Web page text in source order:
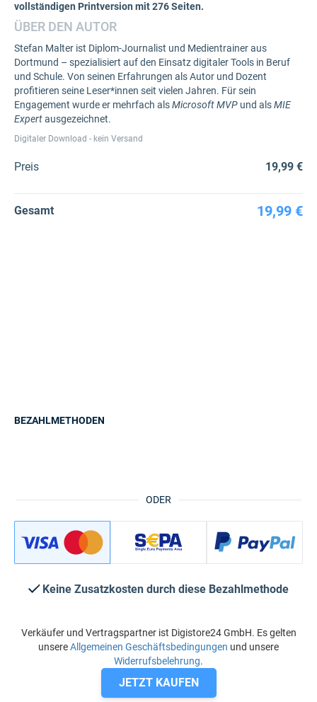
vollständigen Printversion mit 276 Seiten.
ÜBER DEN AUTOR
Stefan Malter ist Diplom-Journalist und Medientrainer aus
Dortmund – spezialisiert auf den Einsatz digitaler Tools in Beruf
und Schule. Von seinen Erfahrungen als Autor und Dozent
profitieren seine Leser*innen seit vielen Jahren. Für sein
Engagement wurde er mehrfach alsMicrosoft MVP und alsMIE
Expertausgezeichnet.
Digitaler Download - kein Versand
Preis 19,99 €
Gesamt 19,99 €
ODER
BEZAHLMETHODEN
Keine Zusatzkosten durch diese Bezahlmethode
Verkäufer und Vertragspartner ist Digistore24 GmbH. Es gelten
unsereAllgemeinen Geschäftsbedingungen und unsere
Widerrufsbelehrung.
JETZT KAUFEN